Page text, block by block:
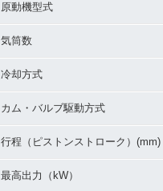
原動機型式
気筒数
冷却方式
カム・バルブ駆動方式
行程（ピストンストローク）(mm)
最高出力（kW）